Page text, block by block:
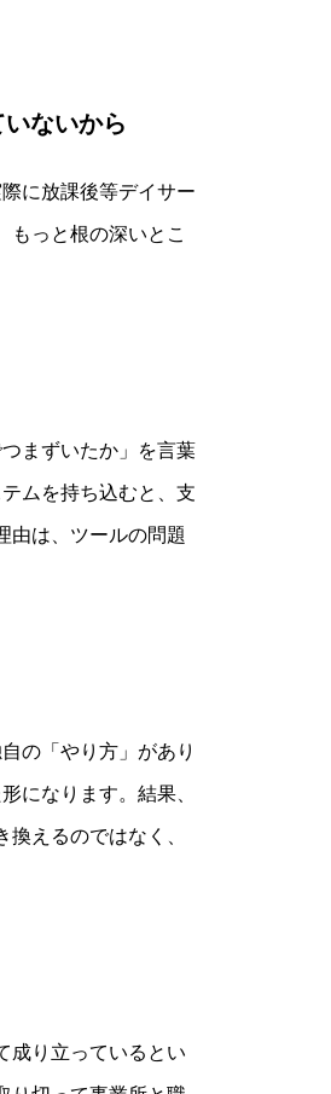
ないから
に放課後等デイサー
もっと根の深いとこ
まずいたか」を言葉
ムを持ち込むと、支
由は、ツールの問題
の「やり方」があり
になります。結果、
えるのではなく、
成り立っているとい